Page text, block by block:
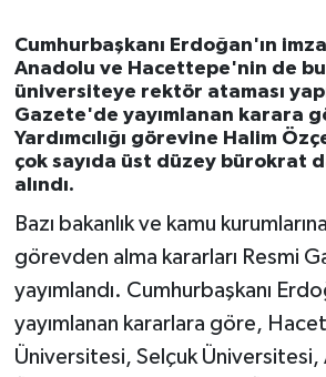
Cumhurbaşkanı Erdoğan'ın
Anadolu ve Hacettepe'nin de
üniversiteye rektör ataması
Gazete'de yayımlanan karara
Yardımcılığı görevine Halim
çok sayıda üst düzey bürokrat
alındı.
Bazı bakanlık ve kamu
görevden alma kararları Resmi
yayımlandı. Cumhurbaşkanı
yayımlanan kararlara göre,
Üniversitesi, Selçuk Üniversitesi,